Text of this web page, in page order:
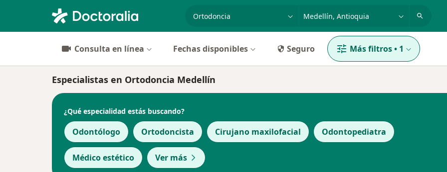
p. ej. Bogotá
Consulta en línea Fechas disponibles Seguro Más filtros• 1
Especialistas en Ortodoncia Medellín
¿Qué especialidad estás buscando?
Odontólogo Ortodoncista Cirujano maxilofacial Odontopediatra
Médico estético Ver más